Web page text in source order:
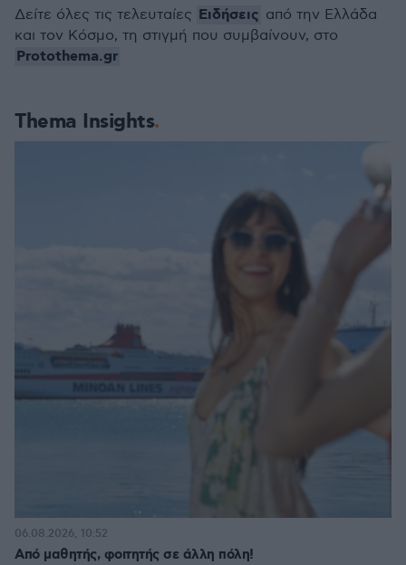
Thema Insights
Από μαθητής, φοιτητής σε άλλη πόλη!
06.08.2026, 10:52
Δείτε όλες τις τελευταίες Ειδήσεις από την Ελλάδα
και τον Κόσμο, τη στιγμή που συμβαίνουν, στο
Protothema.gr